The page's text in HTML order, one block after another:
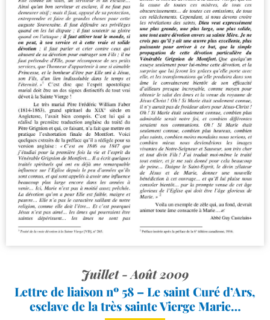
Juillet - Août 2009
Lettre de liaison nº 58 – Le saint Curé d’Ars,
esclave de la très sainte Vierge Marie…